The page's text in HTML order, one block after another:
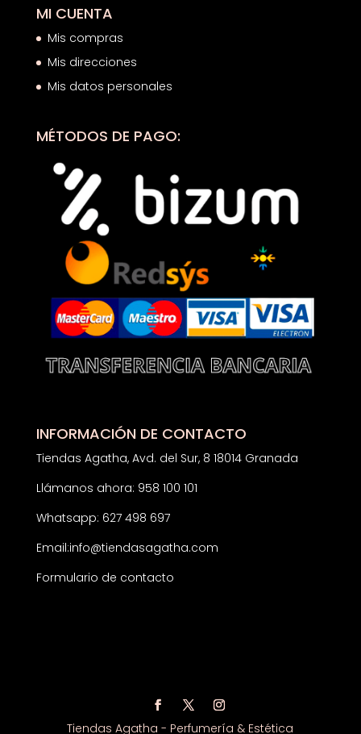
MI CUENTA
Mis compras
Mis direcciones
Mis datos personales
MÉTODOS DE PAGO:
INFORMACIÓN DE CONTACTO
Tiendas Agatha, Avd. del Sur, 8 18014 Granada
Llámanos ahora: 958 100 101
Whatsapp: 627 498 697
Email:info@tiendasagatha.com
Formulario de contacto
Tiendas Agatha - Perfumería & Estética